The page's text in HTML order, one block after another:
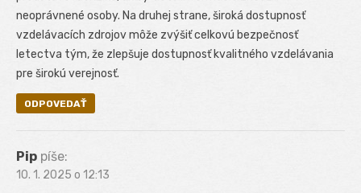
neoprávnené osoby. Na druhej strane, široká dostupnosť
vzdelávacích zdrojov môže zvýšiť celkovú bezpečnosť
letectva tým, že zlepšuje dostupnosť kvalitného vzdelávania
pre širokú verejnosť.
ODPOVEDAŤ
Pip píše:
10. 1. 2025 o 12:13